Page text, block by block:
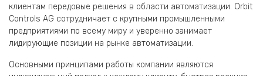
клиентам передовые решения в области автоматизации. Orbit
Controls AG сотрудничает с крупными промышленными
предприятиями по всему миру и уверенно занимает
лидирующие позиции на рынке автоматизации.
Основными принципами работы компании являются